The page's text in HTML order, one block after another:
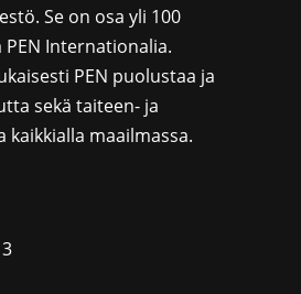
Se on osa yli 100
Internationalia.
PEN puolustaa ja
sekä taiteen- ja
kaikkialla maailmassa.